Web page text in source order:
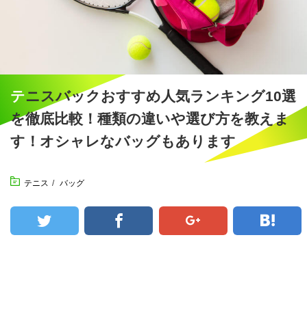
テニスバックおすすめ人気ランキング10選
を徹底比較！種類の違いや選び方を教えま
す！オシャレなバッグもあります
テニス / バッグ